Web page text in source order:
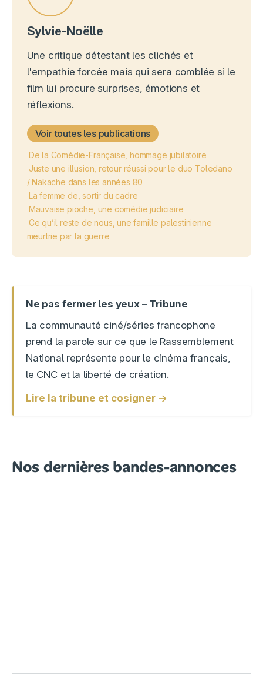
Sylvie-Noëlle
Une critique détestant les clichés et
l'empathie forcée mais qui sera comblée si le
film lui procure surprises, émotions et
réflexions.
Voir toutes les publications
De la Comédie-Française, hommage jubilatoire
Juste une illusion, retour réussi pour le duo Toledano
/ Nakache dans les années 80
La femme de, sortir du cadre
Mauvaise pioche, une comédie judiciaire
Ce qu’il reste de nous, une famille palestinienne
meurtrie par la guerre
Ne pas fermer les yeux – Tribune
La communauté ciné/séries francophone
prend la parole sur ce que le Rassemblement
National représente pour le cinéma français,
le CNC et la liberté de création.
Lire la tribune et cosigner →
Nos dernières bandes-annonces